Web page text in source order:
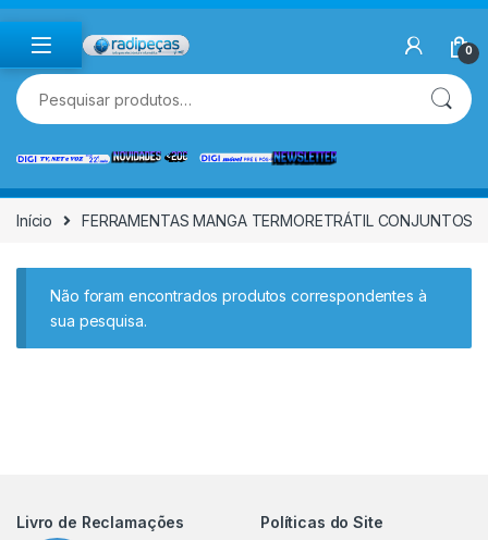
Skip to navigation
Skip to content
0
Pesquisar por:
Início FERRAMENTAS MANGA TERMORETRÁTIL CONJUNTOS
Não foram encontrados produtos correspondentes à
sua pesquisa.
Livro de Reclamações
Políticas do Site